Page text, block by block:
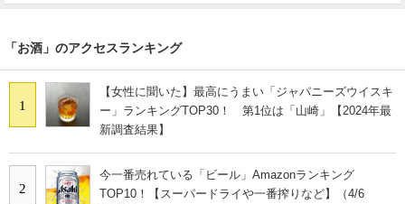
「お酒」のアクセスランキング
1
【女性に聞いた】最高にうまい「ジャパニーズウイスキ
ー」ランキングTOP30！ 第1位は「山崎」【2024年最
新調査結果】
2
今一番売れている「ビール」Amazonランキング
TOP10！【スーパードライや一番搾りなど】（4/6